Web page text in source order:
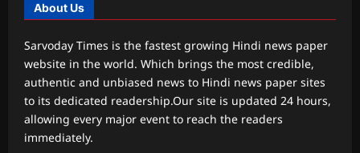
About Us
Sarvoday Times is the fastest growing Hindi news paper
website in the world. Which brings the most credible,
authentic and unbiased news to Hindi news paper sites
to its dedicated readership.Our site is updated 24 hours,
allowing every major event to reach the readers
immediately.